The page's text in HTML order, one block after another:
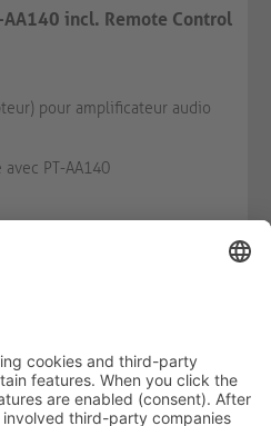
AA140 incl. Remote Control
pour amplificateur audio
PT-AA140